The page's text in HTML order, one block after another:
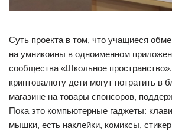
Суть проекта в том, что учащиеся
на умникоины в одноименном
сообщества «Школьное
криптовалюту дети могут потратить в
магазине на товары спонсоров,
Пока это компьютерные гаджеты:
мышки, есть наклейки, комиксы,